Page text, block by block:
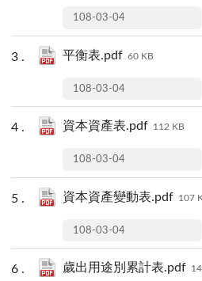
108-03-04
平衡表.pdf 60 KB
108-03-04
資本資產表.pdf 112 KB
108-03-04
資本資產變動表.pdf 107
108-03-04
歲出用途別累計表.pdf